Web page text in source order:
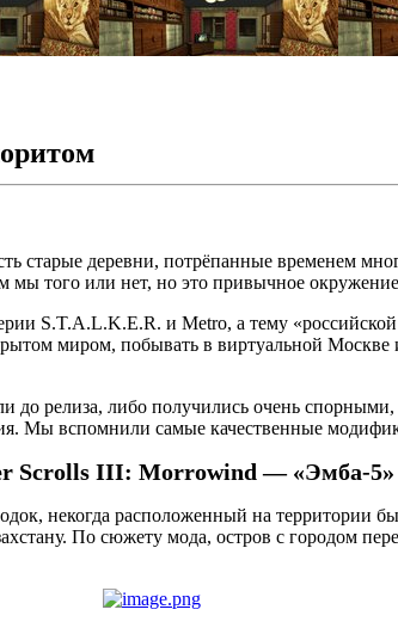
старые деревни, потрёпанные временем
того или нет, но это привычное
S.T.A.L.K.E.R. и Metro, а тему
миром, побывать в виртуальной
релиза, либо получились очень спорными,
Мы вспомнили самые качественные
Scrolls III: Morrowind — «Эмба-5»
некогда расположенный на территории
По сюжету мода, остров с городом